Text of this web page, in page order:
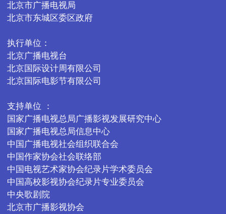
北京市广播电视局
北京市东城区委区政府
执行单位：
北京广播电视台
北京国际设计周有限公司
北京国际电影节有限公司
支持单位 ：
国家广播电视总局广播影视发展研究中心
国家广播电视总局信息中心
中国广播电视社会组织联合会
中国作家协会社会联络部
中国电视艺术家协会纪录片学术委员会
中国高校影视协会纪录片专业委员会
中央歌剧院
北京市广播影视协会